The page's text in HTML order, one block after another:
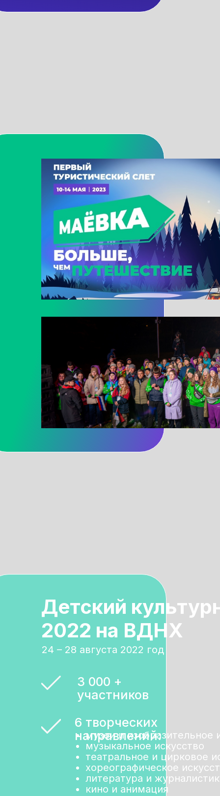
Детский
2022 на ВДНХ
24 – 28 августа 2022 год
3 000 +
участников
6 творческих
направлений:
музеи и изобразительное
музыкальное искусство
театральное и цирковое
хореографическое
литература и
кино и анимация